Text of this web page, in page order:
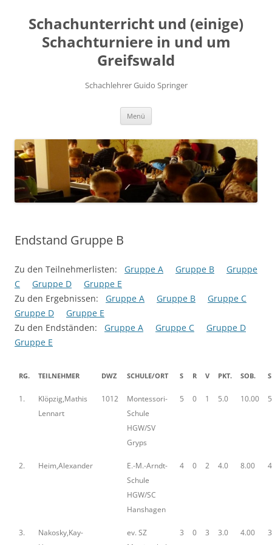
springen
Schachunterricht und (einige)
Schachturniere in und um
Greifswald
Schachlehrer Guido Springer
Menü
Endstand Gruppe B
Zu den Teilnehmerlisten: Gruppe A Gruppe B
Gruppe
C
Gruppe D
Gruppe E
Zu den Ergebnissen: Gruppe A Gruppe B
Gruppe C
Gruppe D
Gruppe E
Zu den Endständen: Gruppe A Gruppe C
Gruppe D
Gruppe E
RG. TEILNEHMER DWZ SCHULE/ORT S R V PKT. SOB.
1.
Klöpzig,Mathis
Lennart
1012
Montessori-
Schule
HGW/SV
Gryps
5 0 1 5.0 10.00 5
2. Heim,Alexander
E.-M.-Arndt-
Schule
HGW/SC
Hanshagen
4 0 2 4.0 8.00 4
3.
Nakosky,Kay-
ev. SZ
3 0 3 3.0 4.00 3